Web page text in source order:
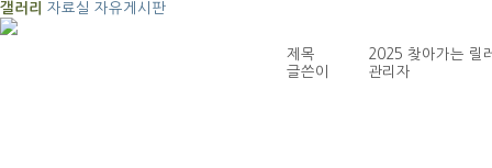
갤러리
자료실 자유게시판
제목
2025 찾아가는 릴
글쓴이
관리자